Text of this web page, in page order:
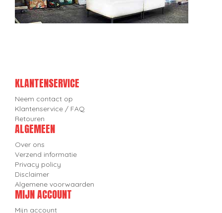
KLANTENSERVICE
Neem contact op
Klantenservice / FAQ
Retouren
ALGEMEEN
Over ons
Verzend informatie
Privacy policy
Disclaimer
Algemene voorwaarden
MIJN ACCOUNT
Mijn account